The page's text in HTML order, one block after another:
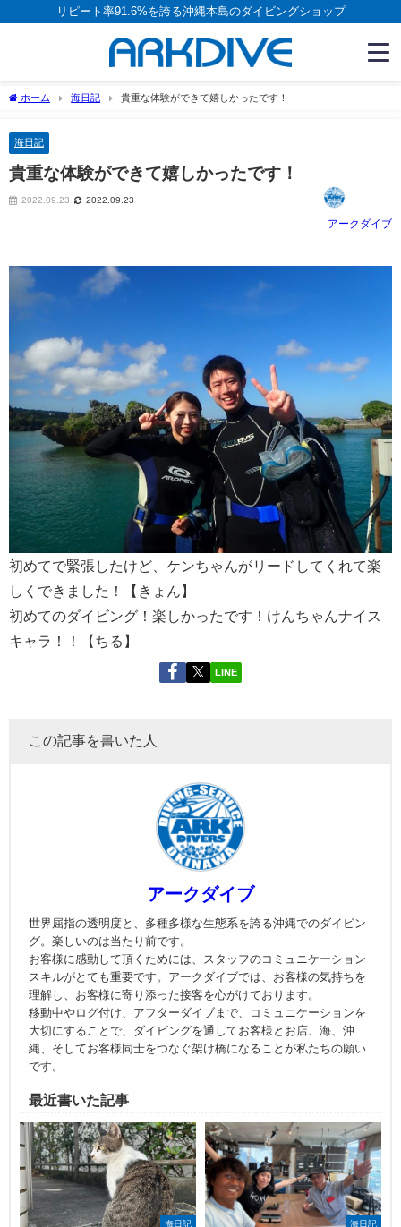
リピート率91.6%を誇る沖縄本島のダイビングショップ
ホーム 海日記 貴重な体験ができて嬉しかったです！
海日記
貴重な体験ができて嬉しかったです！
2022.09.23 2022.09.23
アークダイブ
初めてで緊張したけど、ケンちゃんがリードしてくれて楽
しくできました！【きょん】
初めてのダイビング！楽しかったです！けんちゃんナイス
キャラ！！【ちる】
LINE
この記事を書いた人
アークダイブ
世界屈指の透明度と、多種多様な生態系を誇る沖縄でのダイビン
グ。楽しいのは当たり前です。
お客様に感動して頂くためには、スタッフのコミュニケーション
スキルがとても重要です。アークダイブでは、お客様の気持ちを
理解し、お客様に寄り添った接客を心がけております。
移動中やログ付け、アフターダイブまで、コミュニケーションを
大切にすることで、ダイビングを通してお客様とお店、海、沖
縄、そしてお客様同士をつなぐ架け橋になることが私たちの願い
です。
最近書いた記事
海日記 海日記